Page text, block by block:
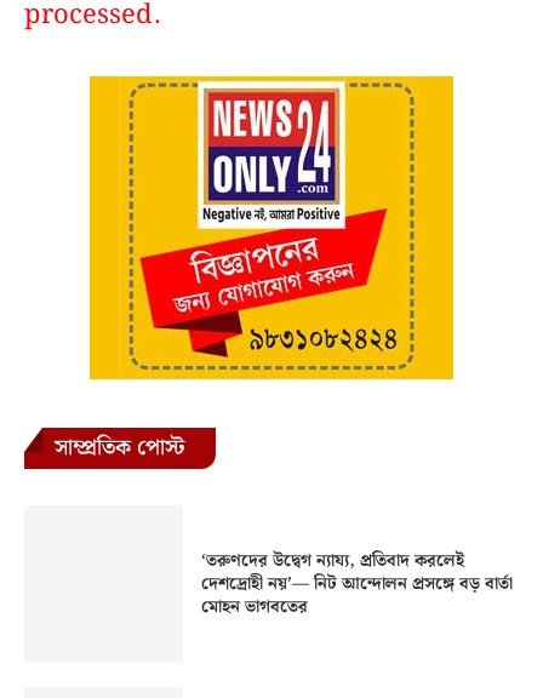
processed.
সাম্প্রতিক পোস্ট
‘তরুণদের উদ্বেগ ন্যায্য, প্রতিবাদ করলেই
দেশদ্রোহী নয়’— নিট আন্দোলন প্রসঙ্গে বড় বার্তা
মোহন ভাগবতের